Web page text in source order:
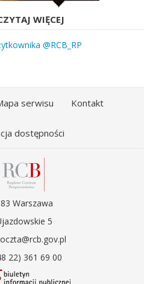
WIĘCEJ
@RCB_RP
serwisu Kontakt
dostępności
Warszawa
5
22) 361 69 00